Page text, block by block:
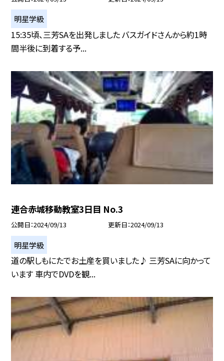
明星学級
15:35頃、三芳SAを出発しました バスガイドさんから約1時
間半後に到着する予...
連合赤城移動教室3日目 No.3
公開日 2024/09/13 更新日 2024/09/13
明星学級
道の駅しもにたでお土産を買いました♪ 三芳SAに向かって
います 車内でDVDを観...